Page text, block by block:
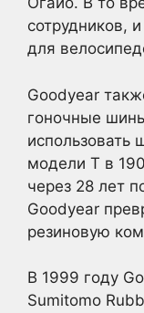
сотрудников,
для
Goodyear
гоночные
использовать
модели T в
через 28 лет
Goodyear
резиновую
В 1999 году
Sumitomo